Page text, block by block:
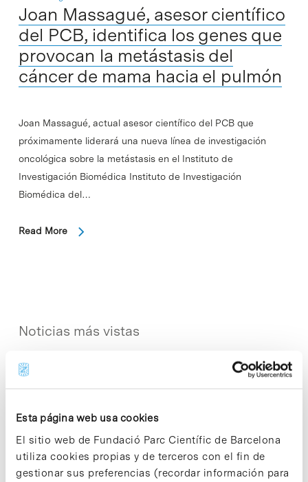
Esta página web usa cookies
El sitio web de Fundació Parc Científic de Barcelona
utiliza cookies propias y de terceros con el fin de
gestionar sus preferencias (recordar información para
Joan Massagué, asesor científico
del PCB, identifica los genes que
provocan la metástasis del
cáncer de mama hacia el pulmón
Joan Massagué, actual asesor científico del PCB que
próximamente liderará una nueva línea de investigación
oncológica sobre la metástasis en el Instituto de
Investigación Biomédica Instituto de Investigación
Biomédica del…
Read More
Noticias más vistas
enriquecedores. ¡Participa y haz
crecer la Sostenibilidad en el PCB!
9 de septiembre de 2025